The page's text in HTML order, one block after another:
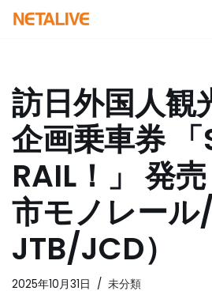
ン
ツ
へ
ス
キ
ッ
プ
訪日外国人観
企画乗車券 「
RAIL！」 発
市モノレー
JTB/JCD）
2025年10月31日 未分類